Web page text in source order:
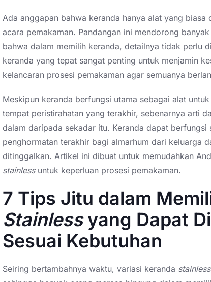
Ada anggapan bahwa keranda hanya alat yang biasa
acara pemakaman. Pandangan ini mendorong
bahwa dalam memilih keranda, detailnya tidak perlu
keranda yang tepat sangat penting untuk menjamin
kelancaran prosesi pemakaman agar semuanya
Meskipun keranda berfungsi utama sebagai alat
tempat peristirahatan yang terakhir, sebenarnya arti
dalam daripada sekadar itu. Keranda dapat berfungsi
penghormatan terakhir bagi almarhum dari keluarga
ditinggalkan. Artikel ini dibuat untuk memudahkan
stainlessuntuk keperluan prosesi pemakaman.
7 Tips Jitu dalam
Stainlessyang Dapat
Sesuai Kebutuhan
Seiring bertambahnya waktu, variasi keranda stainless